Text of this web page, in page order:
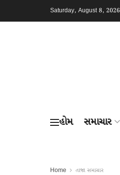
Saturday, August 8, 2026
હોમ સમાચાર
Home તાજા સમાચાર